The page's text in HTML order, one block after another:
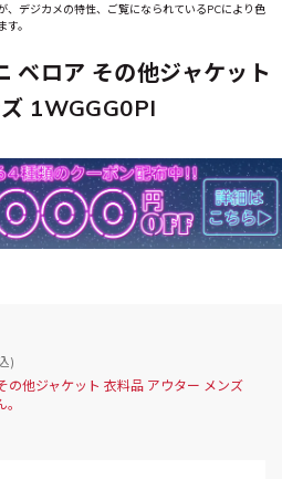
デジカメの特性、ご覧になられているPCにより色
。
ベロア その他ジャケット
1WGGG0PI
)
の他ジャケット 衣料品 アウター メンズ